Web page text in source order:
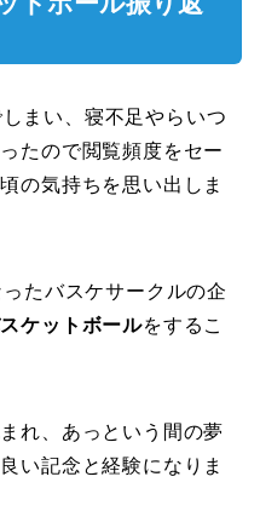
まい、寝不足やらいつ
たので閲覧頻度をセー
の気持ちを思い出しま
たバスケサークルの企
ケットボールをするこ
れ、あっという間の夢
い記念と経験になりま